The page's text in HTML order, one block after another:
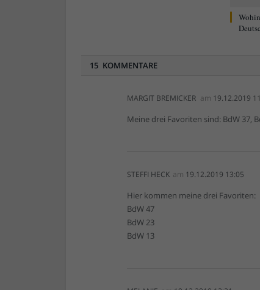
15 KOMMENTARE
MARGIT BREMICKER am 19.12.2019
Meine drei Favoriten sind: BdW 37,
STEFFI HECK am 19.12.2019 13:05
Hier kommen meine drei Favoriten:
BdW 47
BdW 23
BdW 13